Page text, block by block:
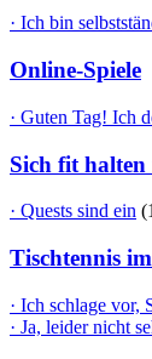
· Ich bin
Online-Spiele
· Guten Tag! Ich
Sich fit
· Quests sind ein
Tischtennis
· Ich schlage vor,
· Ja, leider nicht